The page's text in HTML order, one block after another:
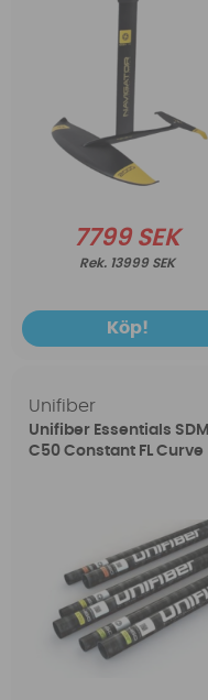
7799 SEK
13999 SEK
Köp!
Unifiber
Unifiber Essentials SDM
C50 Constant FL Curve